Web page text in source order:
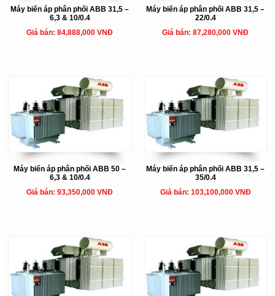
Máy biến áp phân phối ABB 31,5 –
6,3 & 10/0.4
Giá bán: 84,888,000 VNĐ
Máy biến áp phân phối ABB 31,5 –
22/0.4
Giá bán: 87,280,000 VNĐ
Máy biến áp phân phối ABB 50 –
6,3 & 10/0.4
Giá bán: 93,350,000 VNĐ
Máy biến áp phân phối ABB 31,5 –
35/0.4
Giá bán: 103,100,000 VNĐ